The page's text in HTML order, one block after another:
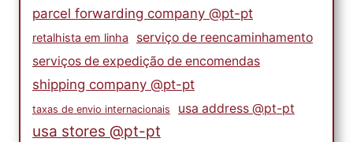
parcel forwarding company @pt-pt
retalhista em linha
serviço de reencaminhamento
serviços de expedição de encomendas
shipping company @pt-pt
taxas de envio internacionais usa address @pt-pt
usa stores @pt-pt